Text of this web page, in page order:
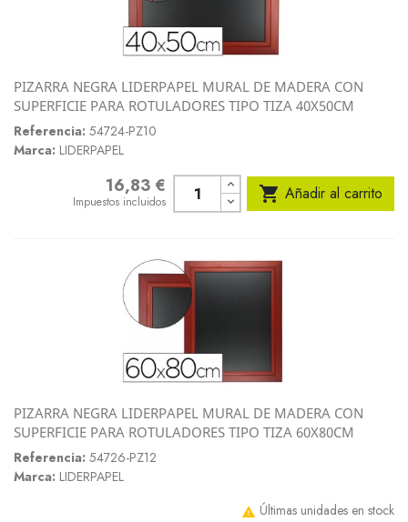
PIZARRA NEGRA LIDERPAPEL MURAL DE MADERA CON
SUPERFICIE PARA ROTULADORES TIPO TIZA 40X50CM
Referencia: 54724-PZ10
Marca: LIDERPAPEL
Precio16,83 €
Impuestos incluidos  Añadir al carrito
PIZARRA NEGRA LIDERPAPEL MURAL DE MADERA CON
SUPERFICIE PARA ROTULADORES TIPO TIZA 60X80CM
Referencia: 54726-PZ12
Marca: LIDERPAPEL
 Últimas unidades en stock